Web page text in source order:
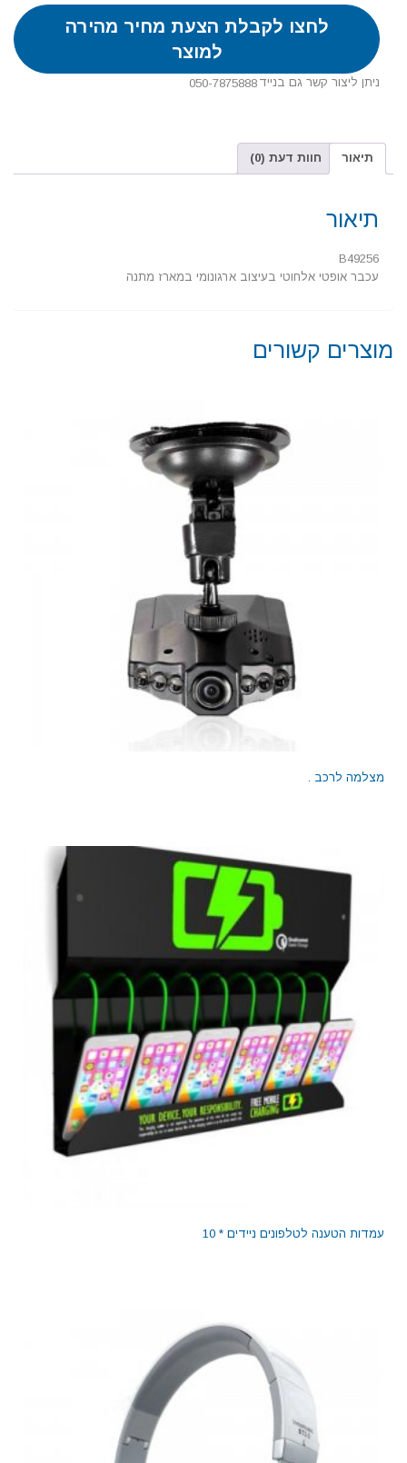
ניתן ליצור קשר גם בנייד
לחצו לקבלת הצעת מחיר מהירה
למוצר
050-7875888
תיאור חוות דעת (0)
תיאור
B49256
עכבר אופטי אלחוטי בעיצוב ארגונומי במארז מתנה
מוצרים קשורים
מצלמה לרכב .
עמדות הטענה לטלפונים ניידים * 10